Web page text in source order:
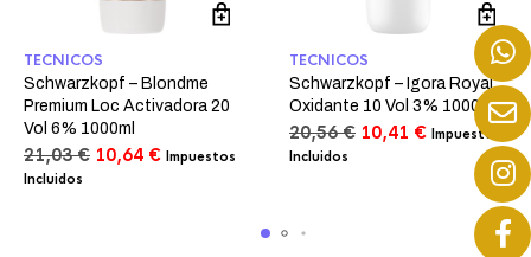
TECNICOS
Schwarzkopf – Blondme
Premium Loc Activadora 20
Vol 6% 1000ml
21,03€ El
10,64 €ElImpuestos
Incluidos
TECNICOS
Schwarzkopf – Igora Royal
Oxidante 10 Vol 3% 1000ml
20,56€ El
10,41 €El
precio
actual
10,41 €.
Impuestos
Incluidos